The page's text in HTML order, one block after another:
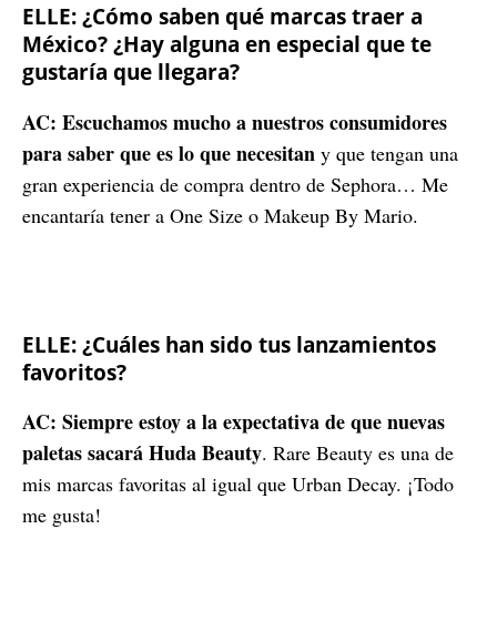
ELLE: ¿Cómo saben qué marcas traer a
México? ¿Hay alguna en especial que te
gustaría que llegara?
AC: Escuchamos mucho a nuestros consumidores
para saber que es lo que necesitan y que tengan una
gran experiencia de compra dentro de Sephora… Me
encantaría tener a One Size o Makeup By Mario.
ELLE: ¿Cuáles han sido tus lanzamientos
favoritos?
AC: Siempre estoy a la expectativa de que nuevas
paletas sacará Huda Beauty. Rare Beauty es una de
mis marcas favoritas al igual que Urban Decay. ¡Todo
me gusta!